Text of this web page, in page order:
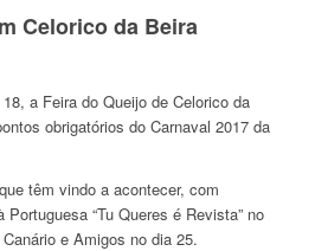
Celorico da Beira
a Feira do Queijo de Celorico da
obrigatórios do Carnaval 2017 da
têm vindo a acontecer, com
“Tu Queres é Revista” no
e Amigos no dia 25.